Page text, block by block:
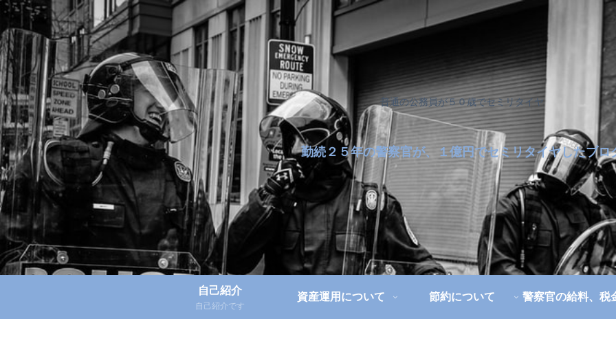
普通の公務員が５０歳でセミリタイヤ
勤続２５年の警察官が、１億円でセミリタイヤしたブロ
自己紹介
自己紹介です
資産運用について 節約について 警察官の給料、税